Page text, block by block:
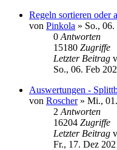
Regeln sortieren oder
von Pinkola » So., 06.
0 Antworten
15180 Zugriffe
Letzter Beitrag
So., 06. Feb
Auswertungen -
von Roscher» Mi.,
2 Antworten
16204 Zugriffe
Letzter Beitrag
Fr., 17. Dez